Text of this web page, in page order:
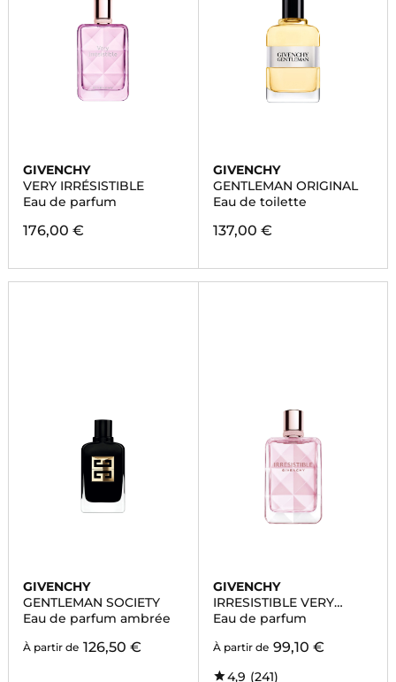
GIVENCHY
VERY IRRÉSISTIBLE
Eau de parfum
176,00 €
GIVENCHY
GENTLEMAN ORIGINAL
Eau de toilette
137,00 €
GIVENCHY
GENTLEMAN SOCIETY
Eau de parfum ambrée
À partir de 126,50 €
GIVENCHY
IRRESISTIBLE VERY
FLORAL
Eau de parfum
À partir de 99,10 €
4,9 (241)